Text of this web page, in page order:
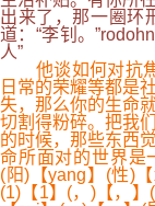
出来了，那一圈环
道：“李钊。
人”
他谈如何对抗焦
日常的荣耀等都是
失，那么你的生命
切割得粉碎。把我
的时候，那些东西
命所面对的世界
(阳)【yang】(性)
(1)【1】(，)【，